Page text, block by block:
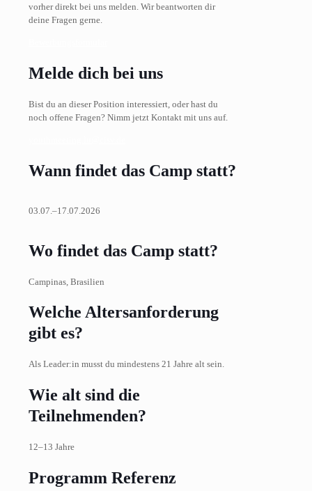
vorher direkt bei uns melden. Wir beantworten dir
deine Fragen gerne.
Melde dich bei uns
Bist du an dieser Position interessiert, oder hast du
noch offene Fragen? Nimm jetzt Kontakt mit uns auf.
Wann findet das Camp statt?
03.07.–17.07.2026
Wo findet das Camp statt?
Campinas, Brasilien
Welche Altersanforderung
gibt es?
Als Leader:in musst du mindestens 21 Jahre alt sein.
Wie alt sind die
Teilnehmenden?
12–13 Jahre
Programm Referenz